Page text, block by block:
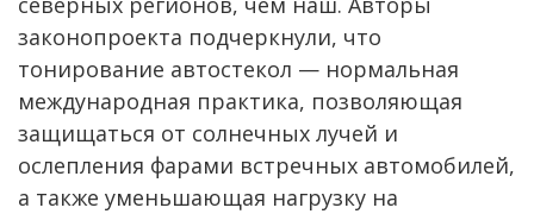
законопроекта подчеркнули, что
тонирование автостекол — нормальная
международная практика, позволяющая
защищаться от солнечных лучей и
ослепления фарами встречных автомобилей,
а также уменьшающая нагрузку на